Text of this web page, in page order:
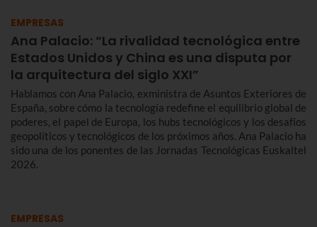
EMPRESAS
Ana Palacio: “La rivalidad tecnológica entre
Estados Unidos y China es una disputa por
la arquitectura del siglo XXI”
Hablamos con Ana Palacio, exministra de Asuntos Exteriores de
España, sobre cómo la tecnología redefine el equilibrio global de
poderes, el papel de Europa, los hubs tecnológicos y los desafíos
geopolíticos y tecnológicos de los próximos años. Ana Palacio ha
sido una de los ponentes de las Jornadas Tecnológicas Euskaltel
2026.
EMPRESAS